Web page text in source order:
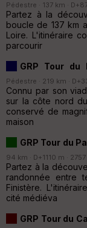
Pédestre · 137 km ·
Partez à la
boucle de 137 km
Loire. L'itinéraire
parcourir
GRP Tour du
Pédestre · 219 km ·
Connu par son
sur la côte nord
conservé de
maison
GRP Tour du
94 km · D+1110 m ·
Partez à la
randonnée entre
Finistère.
cité médiéva
GRP Tour du